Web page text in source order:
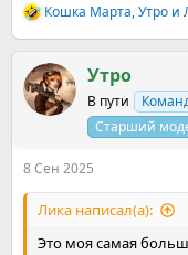
Р
е
к
ц
и
Кошка Марта,Утро и
Утро
В пути
Старший
8 Сен 2025
Ликa написал(а):
Это моя самая